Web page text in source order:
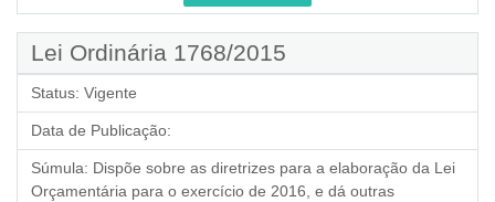
Lei Ordinária 1768/2015
Status: Vigente
Data de Publicação:
Súmula: Dispõe sobre as diretrizes para a elaboração da Lei
Orçamentária para o exercício de 2016, e dá outras